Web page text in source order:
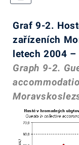
Graf 9-2.
zařízeních
letech 2004 –
Graph 9-2.